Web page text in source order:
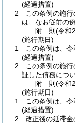
(経過措置)
2
この条例の施
は、なお従前の
附 則(令和
(施行期日)
1
この条例は、令
(経過措置)
2
この条例の施
証した債務につ
附 則(令和
(施行期日)
1
この条例は、令
(経過措置)
2
改正後の延滞